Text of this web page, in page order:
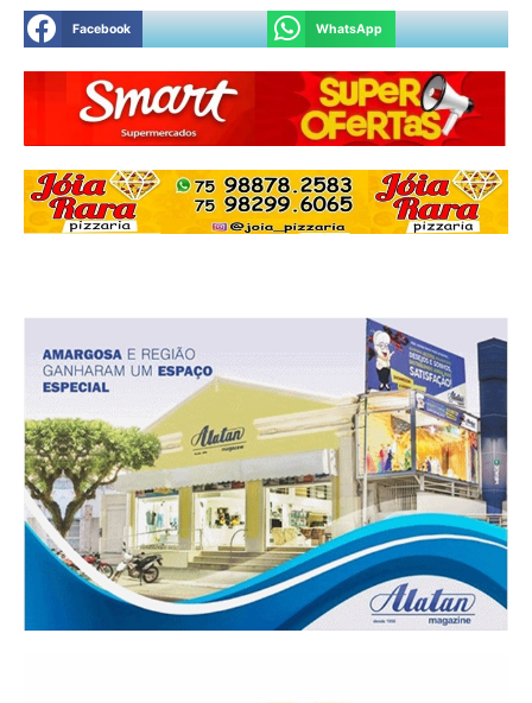
Facebook WhatsApp